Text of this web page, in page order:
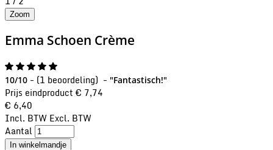
Zoom
Emma Schoen Crème
10/10 - (1 beoordeling) - "Fantastisch!"
Prijs eindproduct € 7,74
€ 6,40
Incl. BTW Excl. BTW
Aantal
In winkelmandje